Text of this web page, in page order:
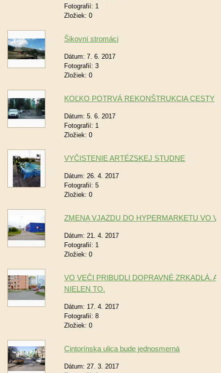
Fotografií: 1
Zložiek: 0
Šikovní stromáci
Dátum: 7. 6. 2017
Fotografií: 3
Zložiek: 0
KOĽKO POTRVÁ REKONŠTRUKCIA CESTY
Dátum: 5. 6. 2017
Fotografií: 1
Zložiek: 0
VYČISTENIE ARTÉZSKEJ STUDNE
Dátum: 26. 4. 2017
Fotografií: 5
Zložiek: 0
ZMENA VJAZDU DO HYPERMARKETU VO
Dátum: 21. 4. 2017
Fotografií: 1
Zložiek: 0
VO VEČI PRIBUDLI DOPRAVNÉ ZRKADLÁ. A
NIELEN TO.
Dátum: 17. 4. 2017
Fotografií: 8
Zložiek: 0
Cintorínska ulica bude jednosmerná
Dátum: 27. 3. 2017